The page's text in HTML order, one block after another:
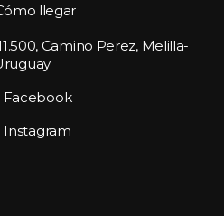
llegar
Camino Perez, Melilla-
Facebook
Instagram